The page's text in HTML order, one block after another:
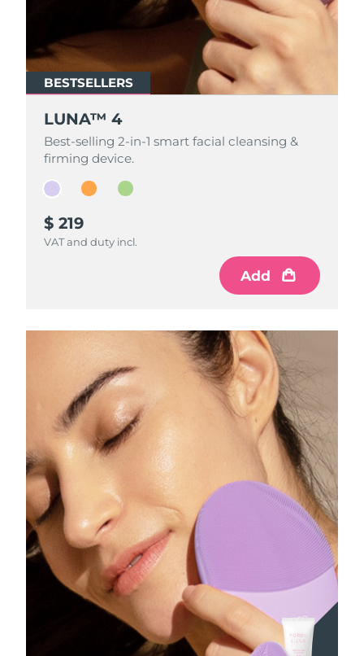
BESTSELLERS
LUNA™ 4
Best-selling 2-in-1 smart facial cleansing &
firming device.
$ 219
VAT and duty incl.
Add
BESTSELLERS
LUNA™ 4
Best-selling 2-in-1 smart facial cleansing &
firming device.
$ 199
VAT and duty incl.
Add
BESTSELLERS
LUNA™ 4
Best-selling 2-in-1 smart facial cleansing &
firming device.
$ 209
VAT and duty incl.
Add
FAQ™产品
All anti-aging treatments
FAQ™产品
All LED treatments
All hair treatments
All FAQ™ skincare
FAQ™ products
All toning treatments
PEACH™ 2
IPL hair removal
PEACH™ 2 go
Travel-friendly IPL hair removal
Cooling IPL hair removal gel
LUNA™ 4 body
Massaging body brush
SUPERCHARGED™ serum
Firming body serum
痘肌护理
ESPADA™ 2 plus
ESPADA™ 2
Acne treatment device
ESPADA™ Blemish Solution
Concentrated acne gel
ESPADA™ 设备
All acne treatment devices
眼部护理
BEAR™ 2 eyes & lips
IRIS™ 2
Rejuvenating eye massager
眼部护肤
Advanced eye care treatment
眼部护理设备
All revitalizing eye massagers
毛孔护理
KIWI™ derma
Diamond microdermabrasion .
KIWI™ 皮肤护理
Advanced pore care essentials
护发
LUNA™ 4 hair
2-in-1 LED scalp massager
FLIP™ play advanced
LUNA™ Dual-Peptide Scalp
Serum
For healthy hair
牙齿美白
NEW
issa™ Teeth Whitening Set
Dual LED + sonic device & 18% PAP gel
issa™ Teeth Whitening Gel
18% PAP
男士
全部购买
FOREO APP
关于我们
预计送达日期 10/08/2026
直布罗陀 预计送达日期14/08/2026
希腊 预计送达日期10/08/2026
中国香港特别行政区 预计送达日期11/08/2026
冰岛
预计送达日期 10/08/2026
马恩岛 预计送达日期12/08/2026
预计送达日期14/08/2026
预计送达日期10/08/2026
日本 预计送达日期13/08/2026
泽西岛 预计送达日期 15/08/2026
哈萨克斯坦 12/08/2026
科威特 10/08/2026
拉脱维亚 预计送达日期10/08/2026
预计送达日期 11/08/2026